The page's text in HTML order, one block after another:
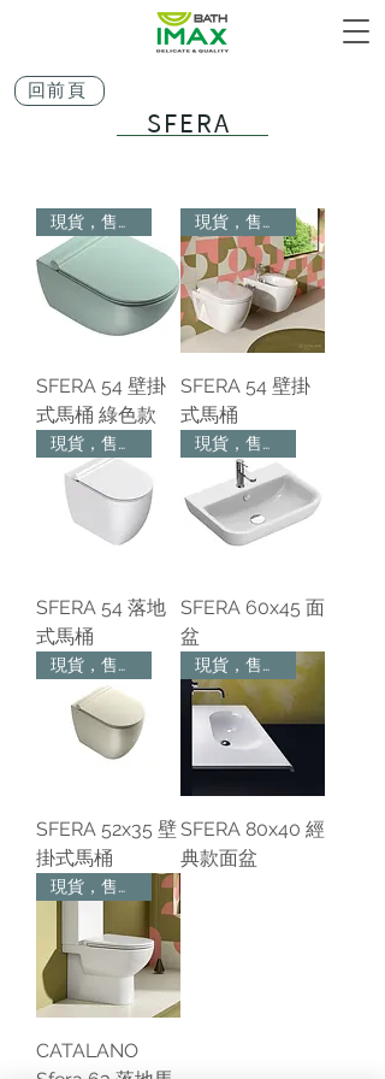
回前頁
SFERA
現貨，售完為止
SFERA 54 壁掛
式馬桶 綠色款
現貨，售完為止
SFERA 54 壁掛
式馬桶
現貨，售完為止
SFERA 54 落地
式馬桶
現貨，售完為止
SFERA 60x45 面
盆
現貨，售完為止
SFERA 52x35 壁
掛式馬桶
現貨，售完為止
SFERA 80x40 經
典款面盆
現貨，售完為止
CATALANO